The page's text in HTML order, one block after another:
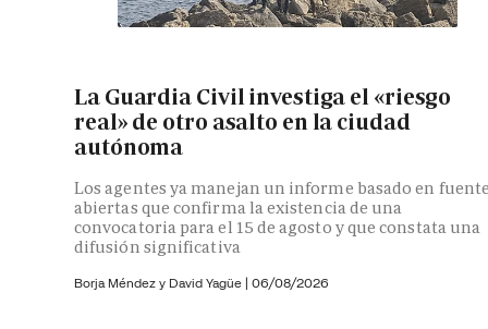
La Guardia Civil investiga el «riesgo
real» de otro asalto en la ciudad
autónoma
Los agentes ya manejan un informe basado en
abiertas que confirma la existencia de una
convocatoria para el 15 de agosto y que constata una
difusión significativa
Borja Méndez y David Yagüe | 06/08/2026